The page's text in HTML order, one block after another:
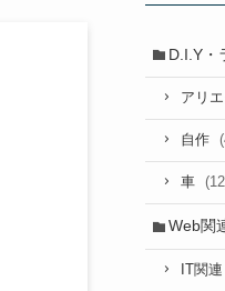
D.I.Y・
アリ
自作
車
Web関
IT関